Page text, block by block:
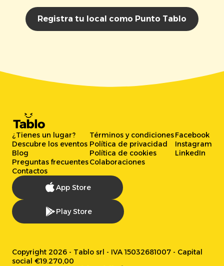
Registra tu local como Punto Tablo
¿Tienes un lugar?
Descubre los eventos
Blog
Preguntas frecuentes
Contactos
Términos y condiciones
Política de privacidad
Política de cookies
Colaboraciones
Facebook
Instagram
LinkedIn
App Store
Play Store
Copyright 2026 - Tablo srl - IVA 15032681007 - Capital
social €19.270,00